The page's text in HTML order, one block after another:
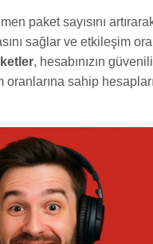
paket sayısını
sağlar ve etkileşim
, hesabınızın
sahip